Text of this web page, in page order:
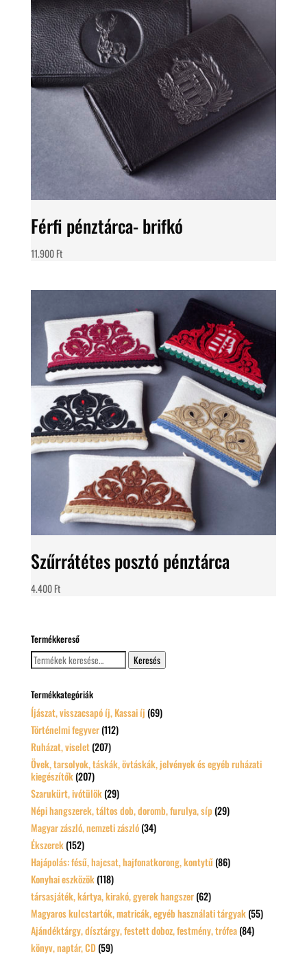
Férfi pénztárca- brifkó
11.900Ft
Szűrrátétes posztó pénztárca
4.400Ft
Termékkereső
Keresés
a
Keresés
Termékkategóriák
Íjászat, visszacsapó íj, Kassai íj (69)
Történelmi fegyver (112)
Ruházat, viselet (207)
Övek, tarsolyok, táskák, övtáskák, jelvények és egyéb ruházati
kiegészítők (207)
Szarukürt, ivótülök (29)
Népi hangszerek, táltos dob, doromb, furulya, síp (29)
Magyar zászló, nemzeti zászló (34)
Ékszerek (152)
Hajápolás: fésű, hajcsat, hajfonatkorong, kontytű (86)
Konyhai eszközök (118)
társasjáték, kártya, kirakó, gyerek hangszer (62)
Magyaros kulcstartók, matricák, egyéb használati tárgyak (55)
Ajándéktárgy, dísztárgy, festett doboz, festmény, trófea (84)
könyv, naptár, CD (59)